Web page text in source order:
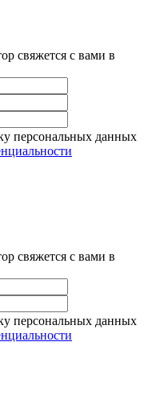
свяжется с вами в
персональных данных
свяжется с вами в
персональных данных